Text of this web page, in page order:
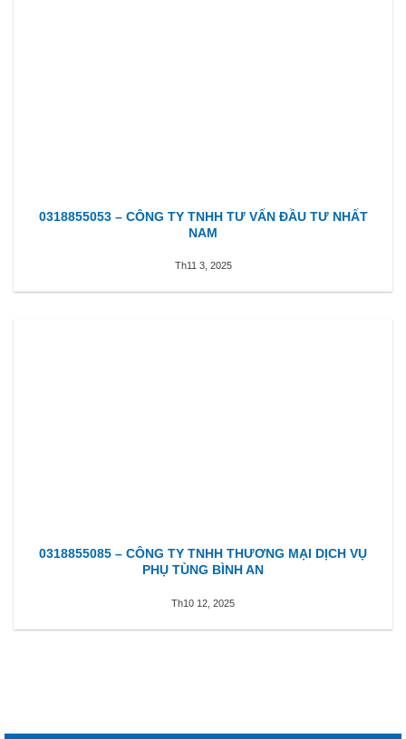
0318855053 – CÔNG TY TNHH TƯ VẤN ĐẦU TƯ NHẤT
NAM
Th11 3, 2025
0318855085 – CÔNG TY TNHH THƯƠNG MẠI DỊCH VỤ
PHỤ TÙNG BÌNH AN
Th10 12, 2025